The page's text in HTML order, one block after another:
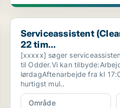
Serviceassistent (Cleaning
Serviceassistent
22 tim...
[xxxxx] søger
til Odder.Vi kan
lørdagAftenarbejde fra kl
hurtigst mul..
Område